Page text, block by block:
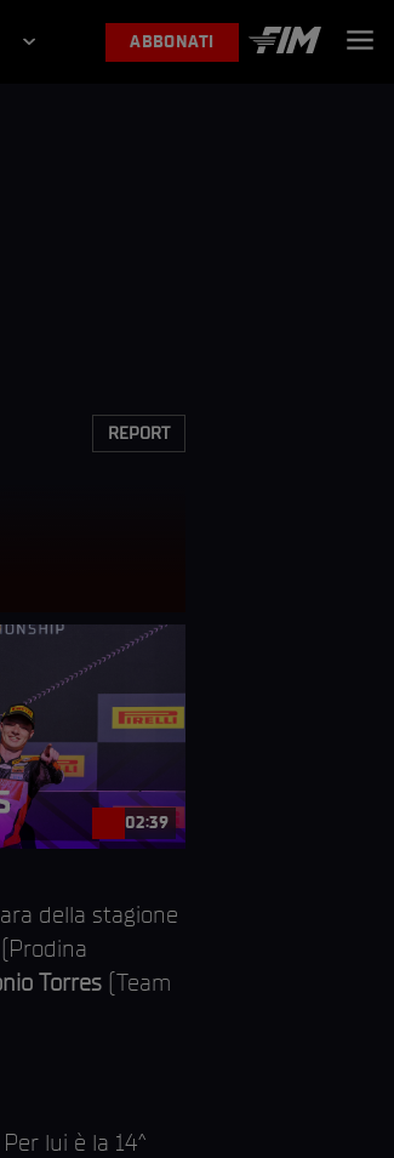
ABBONATI
REPORT
02:39
della stagione
(Prodina
Torres (Team
lui è la 14^